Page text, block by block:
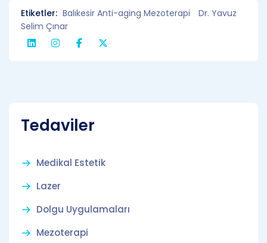
Etiketler: Balıkesir Anti-aging Mezoterapi
Dr. Yavuz
Selim Çınar
Tedaviler
Medikal Estetik
Lazer
Dolgu Uygulamaları
Mezoterapi